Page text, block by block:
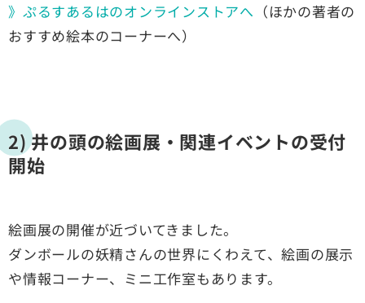
》ぷるすあるはのオンラインストアへ （ほかの著者の
おすすめ絵本のコーナーへ）
2) 井の頭の絵画展・関連イベントの受付
開始
絵画展の開催が近づいてきました。
ダンボールの妖精さんの世界にくわえて、絵画の展示
や情報コーナー、ミニ工作室もあります。